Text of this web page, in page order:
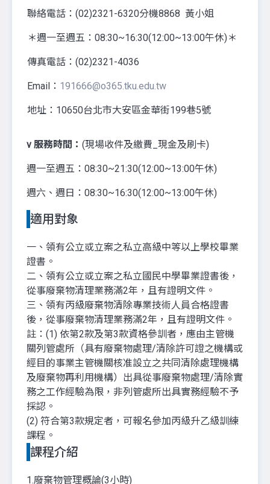
聯絡電話：(02)2321-6320分機8868 黃小姐
＊週一至週五：08:30~16:30(12:00~13:00午休)＊
傳真電話：(02)2321-4036
Email： 191666@o365.tku.edu.tw
地址：10650台北市大安區金華街199巷5號
v 服務時間： (現場收件及繳費_現金及刷卡)
週一至週五：08:30~21:30(12:00~13:00午休)
週六、週日：08:30~16:30(12:00~13:00午休)
適用對象
一、領有公立或立案之私立高級中等以上學校畢業
證書。
二、領有公立或立案之私立國民中學畢業證書後，
從事廢棄物清理業務滿2年，且有證明文件。
三、領有丙級廢棄物清除專業技術人員合格證書
後，從事廢棄物清理業務滿2年，且有證明文件。
註：(1) 依第2款及第3款資格參訓者，應由主管機
關列管處所（具有廢棄物處理/清除許可證之機構或
經目的事業主管機關核准設立之共同清除處理機構
及廢棄物再利用機構）出具從事廢棄物處理/清除實
務之工作經驗為限，非列管處所出具實務經驗不予
採認。
(2) 符合第3款規定者，可報名參加丙級升乙級訓練
課程。
課程介紹
1.廢棄物管理概論(3小時)